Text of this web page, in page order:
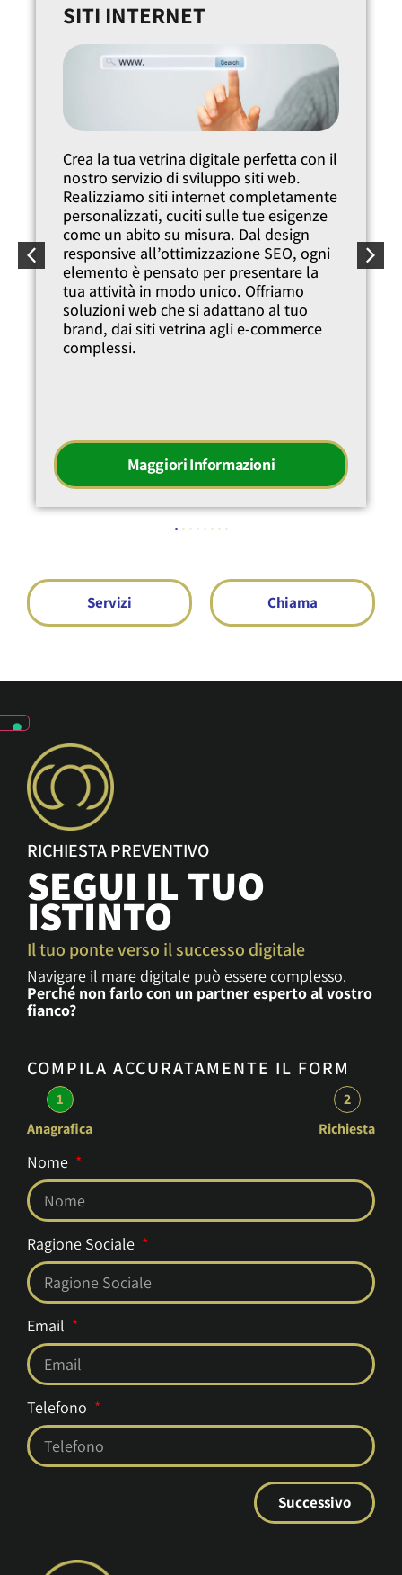
CAMPAGNE DIGITALI
Potenzia la tua presenza online con le
nostre campagne digitali mirate.
Aumentiamo la tua visibilità sul web
attraverso Google Ads, SEO e content
marketing, presentando la tua azienda a
potenziali clienti in cerca dei tuoi
prodotti e servizi. Con strategie di
marketing digitale personalizzate e
pubblicità online efficace,
incrementiamo il tuo portfolio clienti nel
mondo digitalizzato di oggi.
Maggiori Informazioni
Servizi Chiama
RICHIESTA PREVENTIVO
SEGUI IL TUO
ISTINTO
Il tuo ponte verso il successo digitale
Navigare il mare digitale può essere complesso.
Perché non farlo con un partner esperto al vostro
fianco?
COMPILA ACCURATAMENTE IL FORM
1
Anagrafica
2
Richiesta
Nome
Ragione Sociale
Email
Telefono
Successivo